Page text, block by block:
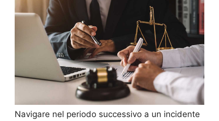
Navigare nel periodo successivo a un incidente